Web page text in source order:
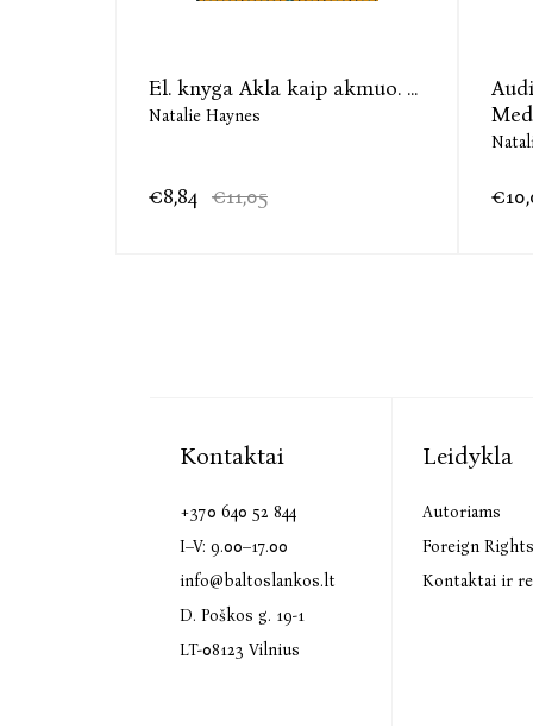
El. knyga Akla kaip akmuo. ...
Natalie Haynes
€8,84 €11,05
Kontaktai
+370 640 52 844
I–V: 9.00–17.00
info@baltoslankos.lt
D. Poškos g. 19-1
LT-08123 Vilnius
Leidykla
Autoriams
Foreign Rights
Kontaktai ir